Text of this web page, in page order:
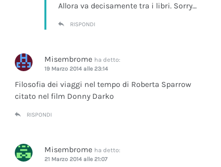
Allora va decisamente tra i libri. Sorry…
RISPONDI
Misembrome ha detto:
19 Marzo 2014 alle 23:14
Filosofia dei viaggi nel tempo di Roberta Sparrow
citato nel film Donny Darko
RISPONDI
Misembrome ha detto:
21 Marzo 2014 alle 21:07